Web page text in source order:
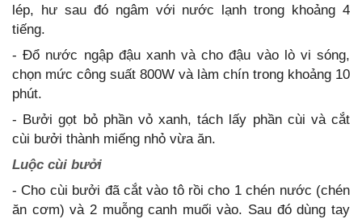
lép, hư sau đó ngâm với nước lạnh trong khoảng 4
tiếng.
- Đổ nước ngập đậu xanh và cho đậu vào lò vi sóng,
chọn mức công suất 800W và làm chín trong khoảng 10
phút.
- Bưởi gọt bỏ phần vỏ xanh, tách lấy phần cùi và cắt
cùi bưởi thành miếng nhỏ vừa ăn.
Luộc cùi bưởi
- Cho cùi bưởi đã cắt vào tô rồi cho 1 chén nước (chén
ăn cơm) và 2 muỗng canh muối vào. Sau đó dùng tay